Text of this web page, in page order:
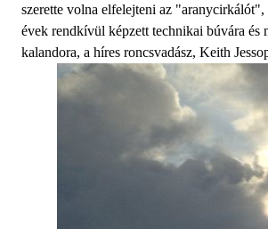
szerette volna elfelejteni az "aranycirkálót",
évek rendkívül képzett technikai búvára és
kalandora, a híres roncsvadász, Keith